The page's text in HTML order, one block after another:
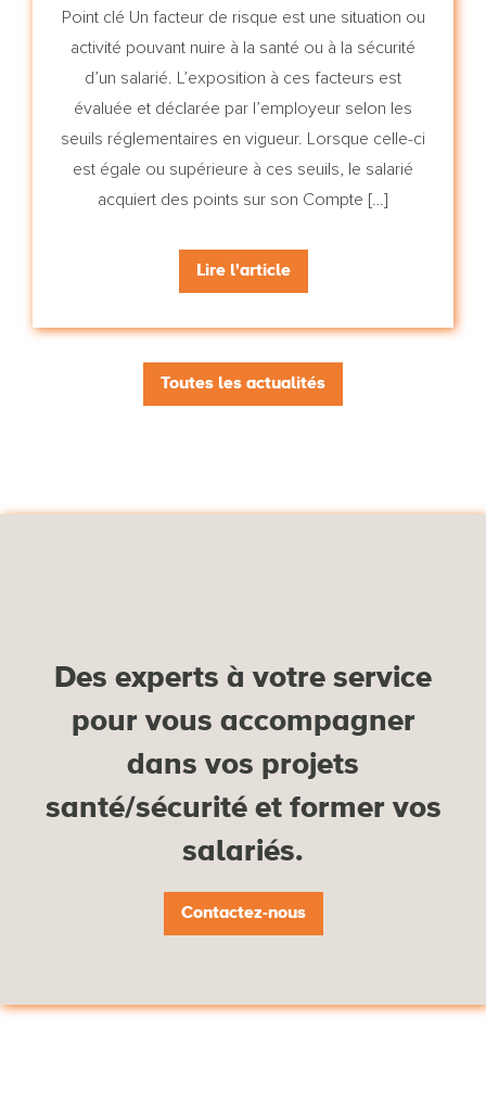
Point clé Un facteur de risque est une situation ou
activité pouvant nuire à la santé ou à la sécurité
d’un salarié. L’exposition à ces facteurs est
évaluée et déclarée par l’employeur selon les
seuils réglementaires en vigueur. Lorsque celle-ci
est égale ou supérieure à ces seuils, le salarié
acquiert des points sur son Compte […]
Lire l'article
Toutes les actualités
Des experts à votre service
pour vous accompagner
dans vos projets
santé/sécurité et former vos
salariés.
Contactez-nous